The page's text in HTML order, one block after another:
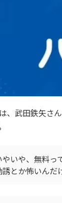
、武田鉄矢さ
やいや、無料っ
誘とか怖いんだ